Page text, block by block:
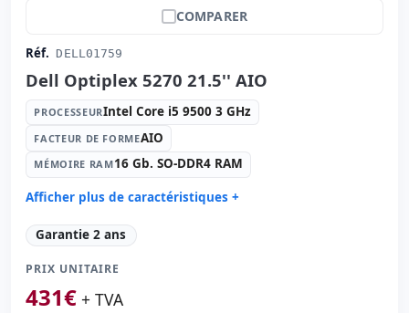
COMPARER
Réf. DELL01759
Dell Optiplex 5270 21.5'' AIO
PROCESSEURIntel Core i5 9500 3 GHz
FACTEUR DE FORMEAIO
MÉMOIRE RAM16 Gb. SO-DDR4 RAM
Afficher plus de caractéristiques +
Processeur: Intel Core i5 9500 3 GHz.
Facteur de forme:
Mémoire RAM:
Disque dur: 256 Gb. SSD M2
Garantie 2 ans
PRIX UNITAIRE
431€ + TVA